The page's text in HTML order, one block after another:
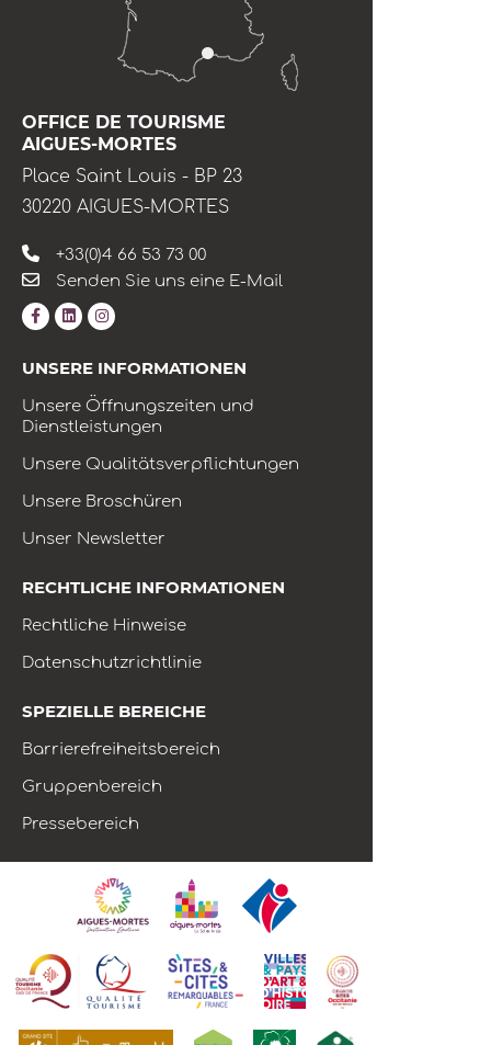
OFFICE DE TOURISME
AIGUES-MORTES
Place Saint Louis - BP 23
30220 AIGUES-MORTES
+33(0)4 66 53 73 00
Senden Sie uns eine E-Mail
UNSERE INFORMATIONEN
Unsere Öffnungszeiten und
Dienstleistungen
Unsere Qualitätsverpflichtungen
Unsere Broschüren
Unser Newsletter
RECHTLICHE INFORMATIONEN
Rechtliche Hinweise
Datenschutzrichtlinie
SPEZIELLE BEREICHE
Barrierefreiheitsbereich
Gruppenbereich
Pressebereich